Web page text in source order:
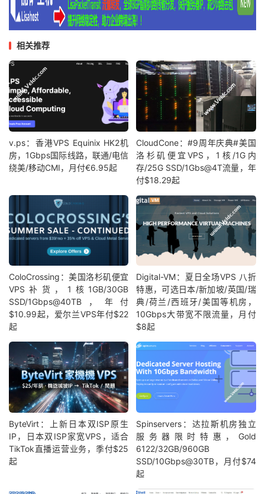
相关推荐
v.ps：香港VPS Equinix HK2机
房，1Gbps国际线路，联通/电信
绕美/移动CMI，月付€6.95起
CloudCone：#9周年庆典#美国
洛杉矶便宜VPS，1核/1G内
存/25G SSD/1Gbs@4T流量，年
付$18.29起
ColoCrossing：美国洛杉矶便宜
VPS补货，1核1GB/30GB
SSD/1Gbps@40TB，年付
$10.99起，爱尔兰VPS年付$22
起
Digital-VM：夏日全场VPS 八折
特惠，可选日本/新加坡/英国/瑞
典/荷兰/西班牙/美国等机房，
10Gbps大带宽不限流量，月付
$8起
ByteVirt：上新日本双ISP原生
IP，日本双ISP家宽VPS，适合
TikTok直播运营业务，季付$25
起
Spinservers：达拉斯机房独立
服务器限时特惠，Gold
6122/32GB/960GB
SSD/10Gbps@30TB，月付$74
起